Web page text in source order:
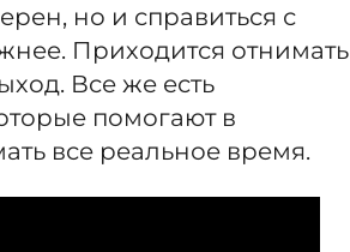
но и справиться с
Приходится отнимать
Все же есть
помогают в
все реальное время.